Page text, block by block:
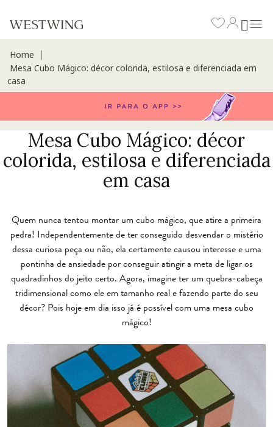
Home
Mesa Cubo Mágico: décor colorida, estilosa e diferenciada em
casa
Mesa Cubo Mágico: décor
colorida, estilosa e diferenciada
em casa
Quem nunca tentou montar um cubo mágico, que atire a primeira
pedra! Independentemente de ter conseguido desvendar o mistério
dessa curiosa peça ou não, ela certamente causou interesse e uma
pontinha de ansiedade por conseguir atingir a meta de ligar os
quadradinhos do jeito certo. Agora, imagine ter um quebra-cabeça
tridimensional como ele em tamanho real e fazendo parte do seu
décor? Pois hoje em dia isso já é possível com uma mesa cubo
mágico!